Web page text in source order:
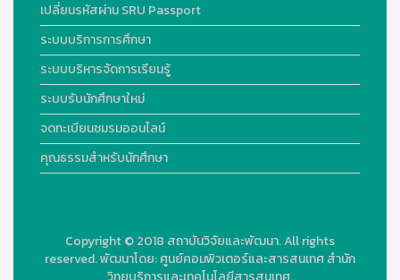
เปลี่ยนรหัสผ่าน SRU Passport
ระบบบริการการศึกษา
ระบบบริหารจัดการเรียนรู้
ระบบรับนักศึกษาใหม่
จดทะเบียนชมรมออนไลน์
คุณธรรมสำหรับนักศึกษา
Copyright © 2018 สถาบันวิจัยและพัฒนา. All rights
reserved.พัฒนาโดย:ศูนย์คอมพิวเตอร์และสารสนเทศ สำนัก